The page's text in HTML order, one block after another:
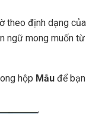
theo định dạng của
ngữ mong muốn từ
hộp Mẫu để bạn